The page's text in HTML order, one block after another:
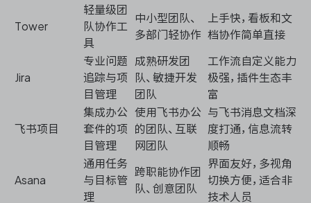
Tower
轻量级团
队协作工
具
中小型团队、
多部门轻协作
上手快，看板和文
档协作简单直接
Jira
专业问题
追踪与项
目管理
成熟研发团
队、敏捷开发
团队
工作流自定义能力
极强，插件生态丰
富
飞书项目
集成办公
套件的项
目管理
使用飞书办公
的团队、互联
网团队
与飞书消息文档深
度打通，信息流转
顺畅
Asana
通用任务
与目标管
理
跨职能协作团
队、创意团队
界面友好，多视角
切换方便，适合非
技术人员